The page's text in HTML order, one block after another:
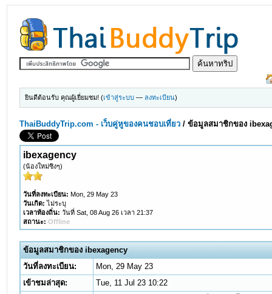
ยินดีต้อนรับ คุณผู้เยี่ยมชม! (เข้าสู่ระบบ — ลงทะเบียน)
ThaiBuddyTrip.com - เว็บคู่หูของคนชอบเที่ยว /ข้อมูลสมาชิกของ
ibexagency
(น้องใหม่ซิงๆ)
วันที่ลงทะเบียน: Mon, 29 May 23
วันเกิด: ไม่ระบุ
เวลาท้องถิ่น: วันที่ Sat, 08 Aug 26 เวลา 21:37
สถานะ: Offline
ข้อมูลสมาชิกของ ibexagency
วันที่ลงทะเบียน:
Mon, 29 May 23
เข้าชมล่าสุด:
Tue, 11 Jul 23 10:22